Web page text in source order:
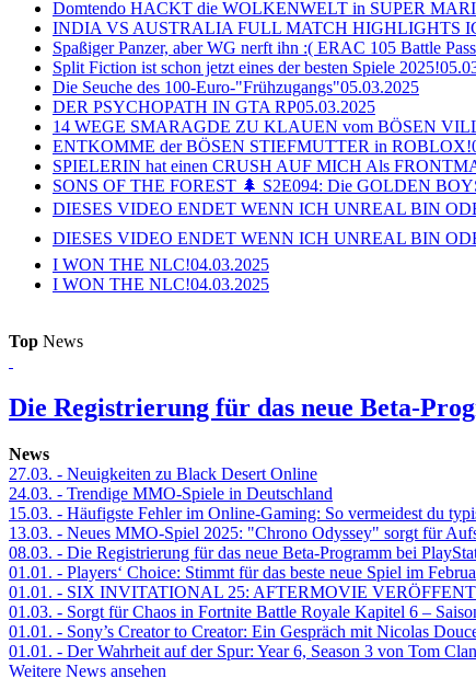
Domtendo HACKT die WOLKENWELT in SUPER
INDIA VS AUSTRALIA FULL MATCH HIGHLIGHTS
Spaßiger Panzer, aber WG nerft ihn :( ERAC 105 Battle Pass
Split Fiction ist schon jetzt eines der besten Spiele 2025!
Die Seuche des 100-Euro-"Frühzugangs"05.03.2025
DER PSYCHOPATH IN GTA RP05.03.2025
14 WEGE SMARAGDE ZU KLAUEN vom BÖSEN
ENTKOMME der BÖSEN STIEFMUTTER in ROBLOX!
SPIELERIN hat einen CRUSH AUF MICH Als
SONS OF THE FOREST 🌲 S2E094: Die GOLDEN
DIESES VIDEO ENDET WENN ICH UNREAL BIN
DIESES VIDEO ENDET WENN ICH UNREAL BIN
I WON THE NLC!04.03.2025
I WON THE NLC!04.03.2025
Top News
Die Registrierung für das neue Beta-
News
27.03. - Neuigkeiten zu Black Desert Online
24.03. - Trendige MMO-Spiele in Deutschland
15.03. - Häufigste Fehler im Online-Gaming: So vermeidest du
13.03. - Neues MMO-Spiel 2025: "Chrono Odyssey" sorgt für
08.03. - Die Registrierung für das neue Beta-Programm bei
01.01. - Players‘ Choice: Stimmt für das beste neue Spiel im
01.01. - SIX INVITATIONAL 25: AFTERMOVIE
01.03. - Sorgt für Chaos in Fortnite Battle Royale Kapitel 6 –
01.01. - Sony’s Creator to Creator: Ein Gespräch mit Nicolas
01.01. - Der Wahrheit auf der Spur: Year 6, Season 3 von Tom
Weitere News ansehen